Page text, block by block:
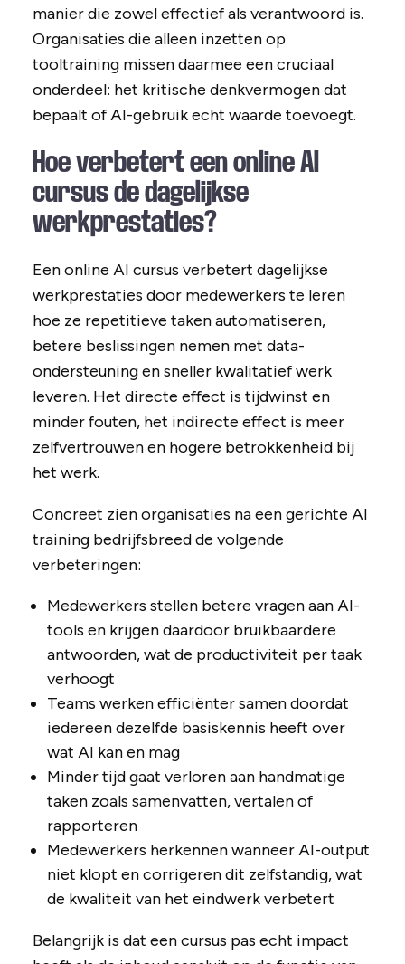
manier die zowel effectief als verantwoord is.
Organisaties die alleen inzetten op
tooltraining missen daarmee een cruciaal
onderdeel: het kritische denkvermogen dat
bepaalt of AI-gebruik echt waarde toevoegt.
Hoe verbetert een online AI
cursus de dagelijkse
werkprestaties?
Een online AI cursus verbetert dagelijkse
werkprestaties door medewerkers te leren
hoe ze repetitieve taken automatiseren,
betere beslissingen nemen met data-
ondersteuning en sneller kwalitatief werk
leveren. Het directe effect is tijdwinst en
minder fouten, het indirecte effect is meer
zelfvertrouwen en hogere betrokkenheid bij
het werk.
Concreet zien organisaties na een gerichte AI
training bedrijfsbreed de volgende
verbeteringen:
Medewerkers stellen betere vragen aan AI-
tools en krijgen daardoor bruikbaardere
antwoorden, wat de productiviteit per taak
verhoogt
Teams werken efficiënter samen doordat
iedereen dezelfde basiskennis heeft over
wat AI kan en mag
Minder tijd gaat verloren aan handmatige
taken zoals samenvatten, vertalen of
rapporteren
Medewerkers herkennen wanneer AI-output
niet klopt en corrigeren dit zelfstandig, wat
de kwaliteit van het eindwerk verbetert
Belangrijk is dat een cursus pas echt impact